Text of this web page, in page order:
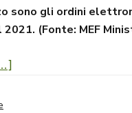
sono gli ordini
(Fonte: MEF